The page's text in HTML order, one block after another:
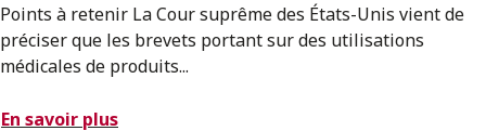
Points à retenir La Cour suprême des États-Unis vient de
préciser que les brevets portant sur des utilisations
médicales de produits...
En savoir plus